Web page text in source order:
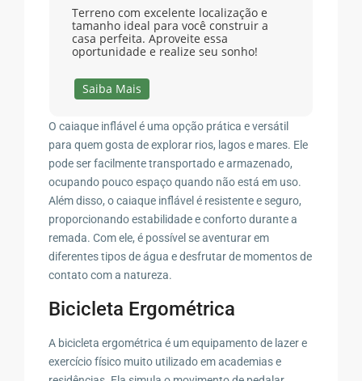
Terreno com excelente localização e
tamanho ideal para você construir a
casa perfeita. Aproveite essa
oportunidade e realize seu sonho!
Saiba Mais
O caiaque inflável é uma opção prática e versátil
para quem gosta de explorar rios, lagos e mares. Ele
pode ser facilmente transportado e armazenado,
ocupando pouco espaço quando não está em uso.
Além disso, o caiaque inflável é resistente e seguro,
proporcionando estabilidade e conforto durante a
remada. Com ele, é possível se aventurar em
diferentes tipos de água e desfrutar de momentos de
contato com a natureza.
Bicicleta Ergométrica
A bicicleta ergométrica é um equipamento de lazer e
exercício físico muito utilizado em academias e